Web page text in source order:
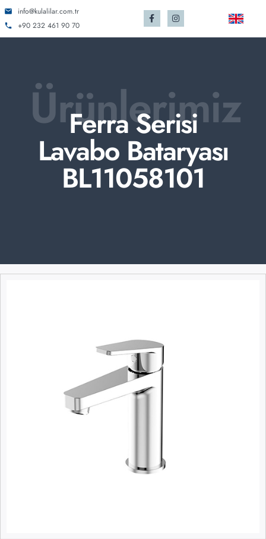
info@kulalilar.com.tr
+90 232 461 90 70
Ürünlerimiz
Ferra Serisi
Lavabo Bataryası
BL11058101